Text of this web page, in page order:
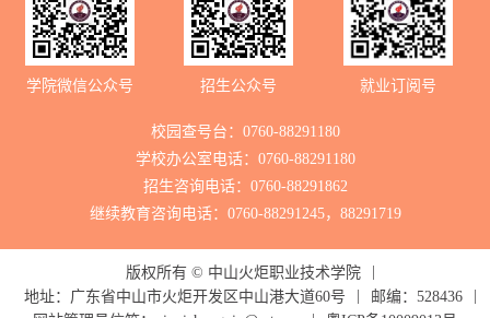
学院微信公众号 招生公众号 就业订阅号
校园查号台：0760-88291180
学校办公室电话：0760-88291180
招生咨询电话：0760-88291862
继续教育咨询电话：0760-88291245，88291719
版权所有 © 中山火炬职业技术学院
|
地址：广东省中山市火炬开发区中山港大道60号
邮编：528436